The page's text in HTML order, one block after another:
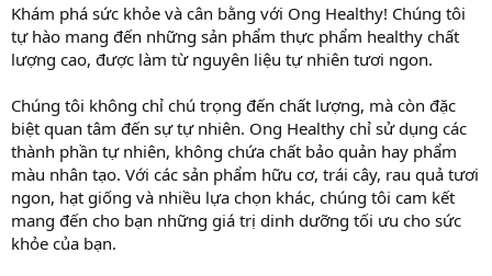
Khám phá sức khỏe và cân bằng với Ong Healthy! Chúng tôi
tự hào mang đến những sản phẩm thực phẩm healthy chất
lượng cao, được làm từ nguyên liệu tự nhiên tươi ngon.
Chúng tôi không chỉ chú trọng đến chất lượng, mà còn đặc
biệt quan tâm đến sự tự nhiên. Ong Healthy chỉ sử dụng các
thành phần tự nhiên, không chứa chất bảo quản hay phẩm
màu nhân tạo. Với các sản phẩm hữu cơ, trái cây, rau quả tươi
ngon, hạt giống và nhiều lựa chọn khác, chúng tôi cam kết
mang đến cho bạn những giá trị dinh dưỡng tối ưu cho sức
khỏe của bạn.